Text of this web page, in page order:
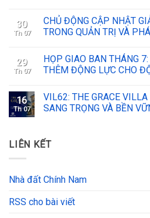
30
Th 07
CHỦ ĐỘNG CẬP NHẬT
TRONG QUẢN TRỊ VÀ
29
Th 07
HỌP GIAO BAN THÁNG
THÊM ĐỘNG LỰC CHO
16
Th 07
VIL62: THE GRACE
SANG TRỌNG VÀ BỀN
LIÊN KẾT
Nhà đất Chính Nam
RSS cho bài viết